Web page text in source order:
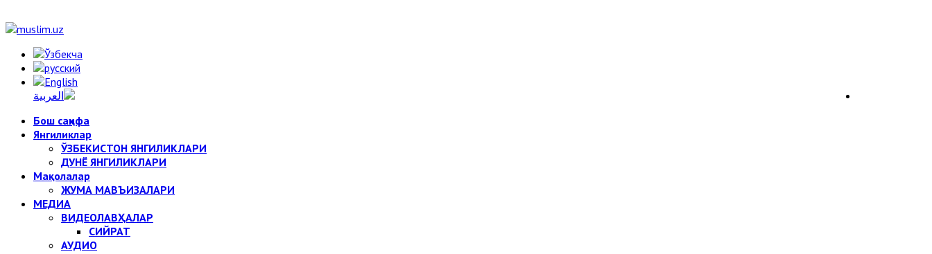
Бош саҳифа
Янгиликлар
ЎЗБЕКИСТОН ЯНГИЛИКЛАРИ
ДУНЁ ЯНГИЛИКЛАРИ
Мақолалар
ЖУМА МАВЪИЗАЛАРИ
МЕДИА
ВИДЕОЛАВҲАЛАР
СИЙРАТ
АУДИО